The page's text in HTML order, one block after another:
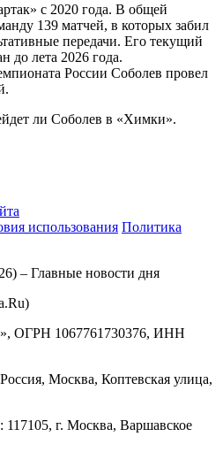
с 2020 года. В общей
139 матчей, в которых забил
передачи. Его текущий
до лета 2026 года.
России Соболев провел
ли Соболев в «Химки».
использования Политика
– Главные новости дня
, ОГРН 1067761730376, ИНН
Москва, Коптевская улица,
117105, г. Москва, Варшавское